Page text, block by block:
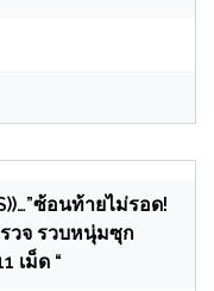
ซ้อนท้ายไม่รอด!
วจ รวบหนุ่มซุก
เม็ด “